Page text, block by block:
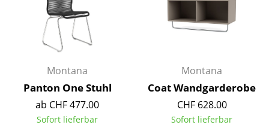
Aufbewahrungsboxen
Decken
Vorhänge
... alle Accessoires
Montana
Panton One Stuhl
ab CHF 477.00
Sofort lieferbar
Montana
Coat Wandgarderobe
CHF 628.00
Sofort lieferbar